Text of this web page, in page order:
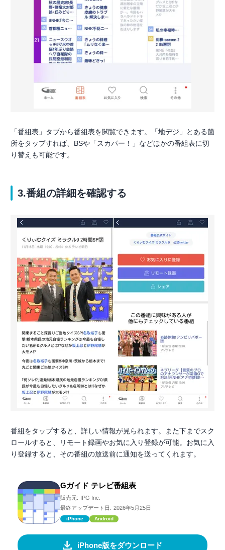
「番組表」タブから番組表を閲覧できます。「地デジ」とある箇
所をタップすれば、BSや「スカパー！」などほかの番組表に切
り替えも可能です。
3.番組の詳細を確認する
番組をタップすると、詳しい情報が見られます。また下までスク
ロールすると、リモート録画やお気に入り登録が可能。お気に入
り登録すると、その番組の放送前に通知を送ってくれます。
Gガイド テレビ番組表
販売元:
IPG Inc.
最終アップデート日: 2026年5月25日
iPhone Android
iPhone版をダウンロード